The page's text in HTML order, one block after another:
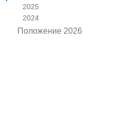
2025
2024
Положение 2026